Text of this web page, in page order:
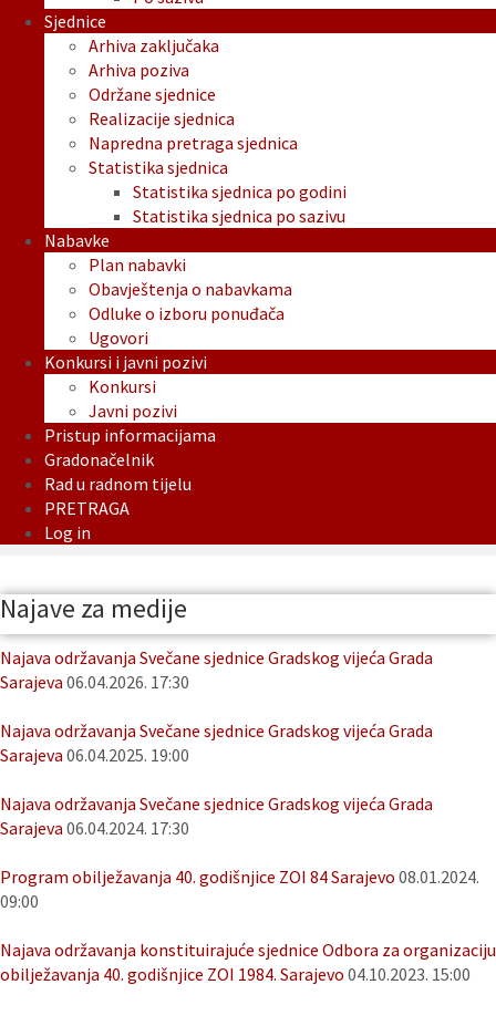
Sjednice
Arhiva zaključaka
Arhiva poziva
Održane sjednice
Realizacije sjednica
Napredna pretraga sjednica
Statistika sjednica
Statistika sjednica po godini
Statistika sjednica po sazivu
Nabavke
Plan nabavki
Obavještenja o nabavkama
Odluke o izboru ponuđača
Ugovori
Konkursi i javni pozivi
Konkursi
Javni pozivi
Pristup informacijama
Gradonačelnik
Rad u radnom tijelu
PRETRAGA
Log in
Najave za medije
Najava održavanja Svečane sjednice Gradskog vijeća Grada
Sarajeva 06.04.2026. 17:30
Najava održavanja Svečane sjednice Gradskog vijeća Grada
Sarajeva 06.04.2025. 19:00
Najava održavanja Svečane sjednice Gradskog vijeća Grada
Sarajeva 06.04.2024. 17:30
Program obilježavanja 40. godišnjice ZOI 84 Sarajevo 08.01.2024.
09:00
Najava održavanja konstituirajuće sjednice Odbora za organizaciju
obilježavanja 40. godišnjice ZOI 1984. Sarajevo 04.10.2023. 15:00